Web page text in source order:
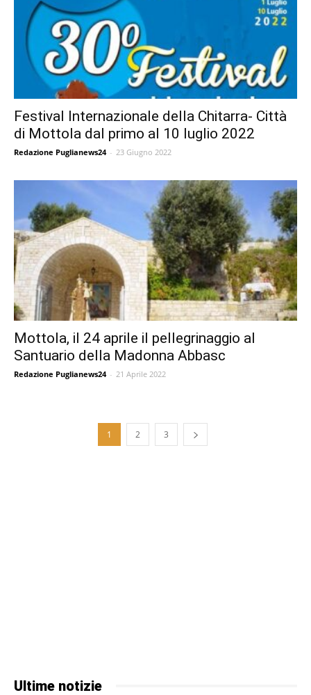
Festival Internazionale della Chitarra- Città
di Mottola dal primo al 10 luglio 2022
Redazione Puglianews24 - 23 Giugno 2022
Mottola, il 24 aprile il pellegrinaggio al
Santuario della Madonna Abbasc
Redazione Puglianews24 - 21 Aprile 2022
1 2 3
Ultime notizie